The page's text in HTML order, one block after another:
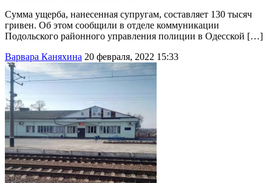
Сумма ущерба, нанесенная супругам, составляет 130 тысяч
гривен. Об этом сообщили в отделе коммуникации
Подольского районного управления полиции в Одесской […]
Варвара Каняхина 20 февраля, 2022 15:33